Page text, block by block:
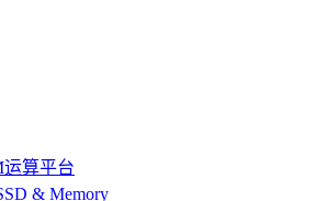
运算平台
& Memory